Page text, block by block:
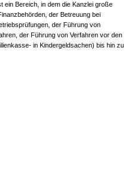
ein Bereich, in dem die Kanzlei große
der Betreuung bei
der Führung von
der Führung von Verfahren vor den
in Kindergeldsachen) bis hin zu